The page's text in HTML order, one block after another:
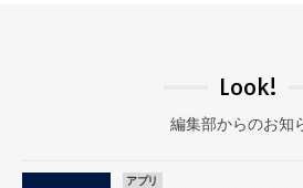
Look!
編集部からのお知
アプリ